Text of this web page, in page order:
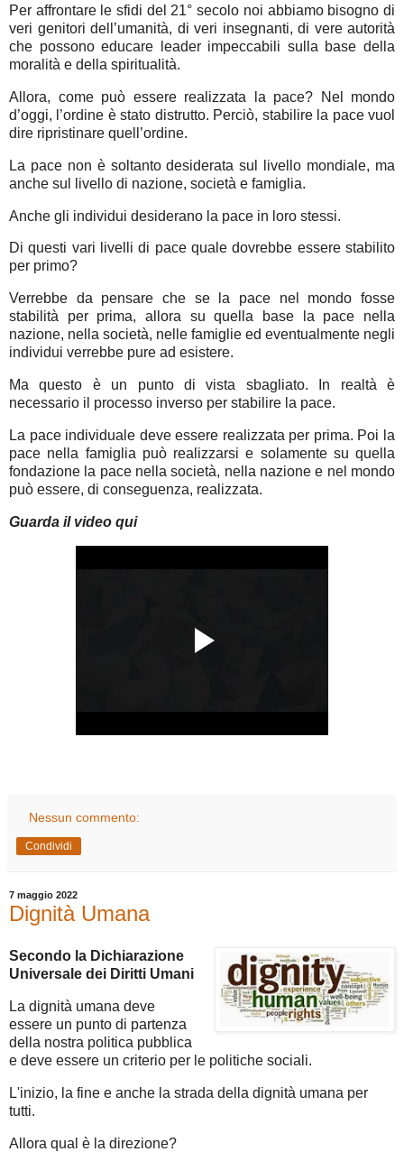
Per affrontare le sfidi del 21° secolo noi abbiamo bisogno di
veri genitori dell’umanità, di veri insegnanti, di vere autorità
che possono educare leader impeccabili sulla base della
moralità e della spiritualità.
Allora, come può essere realizzata la pace? Nel mondo
d’oggi, l’ordine è stato distrutto. Perciò, stabilire la pace vuol
dire ripristinare quell’ordine.
La pace non è soltanto desiderata sul livello mondiale, ma
anche sul livello di nazione, società e famiglia.
Anche gli individui desiderano la pace in loro stessi.
Di questi vari livelli di pace quale dovrebbe essere stabilito
per primo?
Verrebbe da pensare che se la pace nel mondo fosse
stabilità per prima, allora su quella base la pace nella
nazione, nella società, nelle famiglie ed eventualmente negli
individui verrebbe pure ad esistere.
Ma questo è un punto di vista sbagliato. In realtà è
necessario il processo inverso per stabilire la pace.
La pace individuale deve essere realizzata per prima. Poi la
pace nella famiglia può realizzarsi e solamente su quella
fondazione la pace nella società, nella nazione e nel mondo
può essere, di conseguenza, realizzata.
Guarda il video qui
Nessun commento:
Condividi
7 maggio 2022
Dignità Umana
Secondo la Dichiarazione
Universale dei Diritti Umani
La dignità umana deve
essere un punto di partenza
della nostra politica pubblica
e deve essere un criterio per le politiche sociali.
L'inizio, la fine e anche la strada della dignità umana per
tutti.
Allora qual è la direzione?